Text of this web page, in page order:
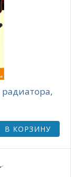
В КОРЗИНУ